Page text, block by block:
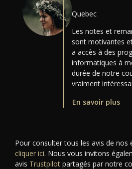
Quebec
Les notes et
sont motivantes
a accès à des
informatiques à
durée de notre
vraiment
En savoir plus
Pour consulter tous les avis de nos
cliquer ici. Nous vous invitons
avis Trustpilot partagés par notre